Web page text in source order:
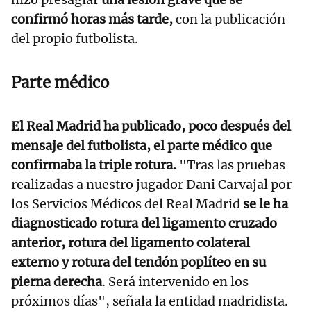
confirmó horas más tarde,con la publicación
del propio futbolista.
Parte médico
El Real Madrid ha publicado, poco después del
mensaje del futbolista, el parte médico que
confirmaba la triple rotura. "Tras las pruebas
realizadas a nuestro jugador Dani Carvajal por
los Servicios Médicos del Real Madrid se le ha
diagnosticado rotura del ligamento cruzado
anterior, rotura del ligamento colateral
externo y rotura del tendón poplíteo en su
pierna derecha. Será intervenido en los
próximos días", señala la entidad madridista.